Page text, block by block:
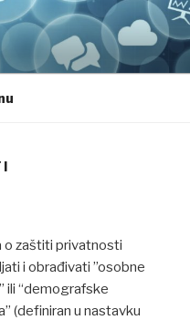
o zaštiti privatnosti
i obrađivati ​​”osobne
ili “demografske
(definiran u nastavku